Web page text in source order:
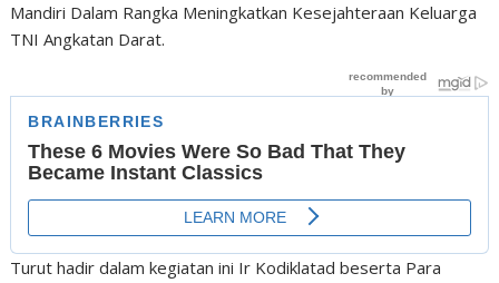
Mandiri Dalam Rangka Meningkatkan Kesejahteraan Keluarga
TNI Angkatan Darat.
Turut hadir dalam kegiatan ini Ir Kodiklatad beserta Para